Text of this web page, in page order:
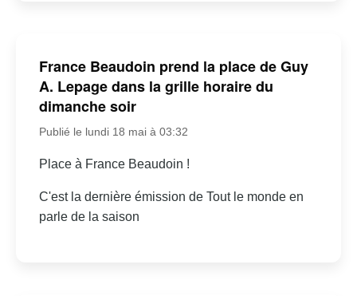
France Beaudoin prend la place de Guy
A. Lepage dans la grille horaire du
dimanche soir
Publié le lundi 18 mai à 03:32
Place à France Beaudoin !
C'est la dernière émission de Tout le monde en
parle de la saison